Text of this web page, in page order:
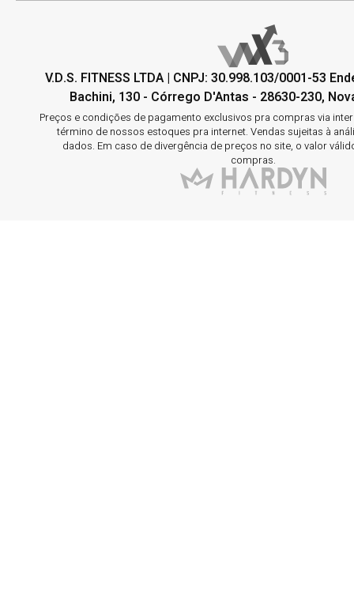
V.D.S. FITNESS LTDA | CNPJ: 30.998.103/0001-53
Bachini, 130 - Córrego D'Antas - 28630-230,
Preços e condições de pagamento exclusivos pra compras via
término de nossos estoques pra internet. Vendas sujeitas à
dados. Em caso de divergência de preços no site, o valor
compras.